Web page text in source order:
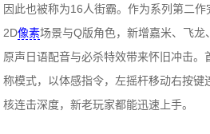
因此也被称为16人街霸。作为系列第二
2D像素场景与Q版角色，新增嘉米、飞
原声日语配音与必杀特效带来怀旧冲击。
称模式，以体感指令，左摇杆移动右按键
核连击深度，新老玩家都能迅速上手。